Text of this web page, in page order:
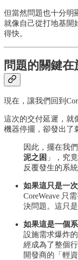
但當然問題也十分明
就像自己從打地基開
得快。
問題的關鍵在
現在，讓我們回到
這次的交付延遲，就
機器停擺，卻發出了
因此，擺在我
泥之困 」，究
反覆發生的系
如果這只是一
CoreWeave 只
決問題。這只
如果這是一個
設施需求爆炸
經成為了整個
開發商的「輕